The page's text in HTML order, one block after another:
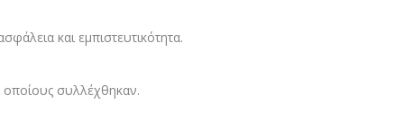
και εμπιστευτικότητα.
οποίους συλλέχθηκαν.